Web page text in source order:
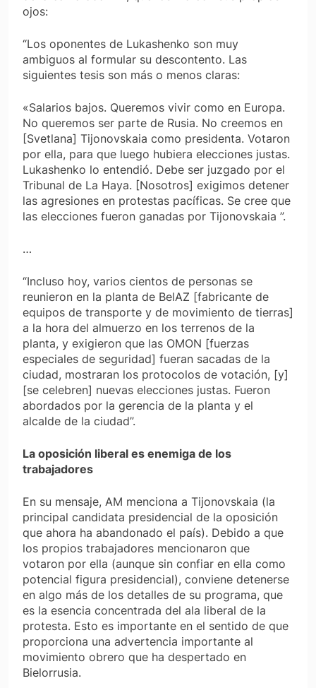
ojos:
“Los oponentes de Lukashenko son muy
ambiguos al formular su descontento. Las
siguientes tesis son más o menos claras:
«Salarios bajos. Queremos vivir como en Europa.
No queremos ser parte de Rusia. No creemos en
[Svetlana] Tijonovskaia como presidenta. Votaron
por ella, para que luego hubiera elecciones justas.
Lukashenko lo entendió. Debe ser juzgado por el
Tribunal de La Haya. [Nosotros] exigimos detener
las agresiones en protestas pacíficas. Se cree que
las elecciones fueron ganadas por Tijonovskaia ”.
…
“Incluso hoy, varios cientos de personas se
reunieron en la planta de BelAZ [fabricante de
equipos de transporte y de movimiento de tierras]
a la hora del almuerzo en los terrenos de la
planta, y exigieron que las OMON [fuerzas
especiales de seguridad] fueran sacadas de la
ciudad, mostraran los protocolos de votación, [y]
[se celebren] nuevas elecciones justas. Fueron
abordados por la gerencia de la planta y el
alcalde de la ciudad”.
La oposición liberal es enemiga de los
trabajadores
En su mensaje, AM menciona a Tijonovskaia (la
principal candidata presidencial de la oposición
que ahora ha abandonado el país). Debido a que
los propios trabajadores mencionaron que
votaron por ella (aunque sin confiar en ella como
potencial figura presidencial), conviene detenerse
en algo más de los detalles de su programa, que
es la esencia concentrada del ala liberal de la
protesta. Esto es importante en el sentido de que
proporciona una advertencia importante al
movimiento obrero que ha despertado en
Bielorrusia.